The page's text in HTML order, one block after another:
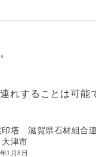
れすることは可能
印塔 滋賀県石材組合
津市
1月8日